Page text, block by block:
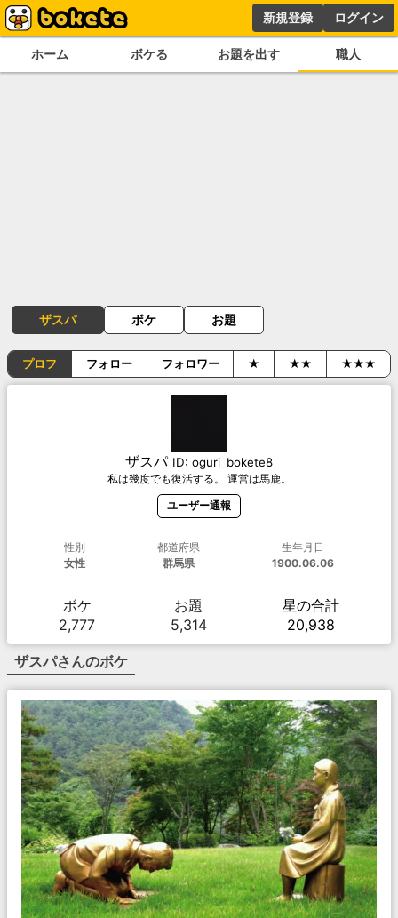
新規登録 ログイン
ホーム ボケる お題を出す 職人
ザスパ ボケ お題
プロフ フォロー フォロワー ★ ★★ ★★★
ザスパ ID: oguri_bokete8
私は幾度でも復活する。 運営は馬鹿。
ユーザー通報
性別
女性
都道府県
群馬県
生年月日
1900.06.06
ボケ
2,777
お題
5,314
星の合計
20,938
ザスパさんのボケ